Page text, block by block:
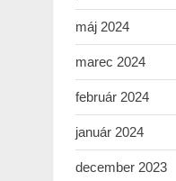
máj 2024
marec 2024
február 2024
január 2024
december 2023